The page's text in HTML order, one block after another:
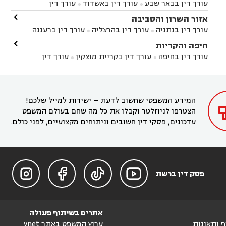
עורך דין בבאר שבע  עורך דין באשדוד 
עורך דין
באשקלון
עורך דין בבאר טוביה עורך דין בגן יבנה
עורך דין בניר הבנים עורך דין בערד
זיקים
עורך דין בנתיבות עורך דין בקרית מלאכי
אזור השרון והסביבה
עורך דין בנתניה  עורך דין בהרצליה  עורך דין ברעננה
עורך דין בחדרה עורך דין בכפר סבא
עורך דין בהוד
השרון
עורך דין באבן יהודה
עורך דין בחריש עורך דין בקיסריה עורך דין בקדימה

חיפה והקריות
עורך דין בחיפה  עורך דין בקריית מוצקין 
עורך דין
בקרית מוצקין
עורך דין בקריית אתא
עורך דין

המידע המשפטי שחשוב לדעת – ישירות למייל שלכם!
הצטרפו לניוזלטר וקבלו את כל מה שחם בעולם המשפט
עדכונים, פסקי דין חשובים וניתוחים מקצועיים, לפני כולם.
פסק דין ברשת 



אתרים בשיתוף פעולה